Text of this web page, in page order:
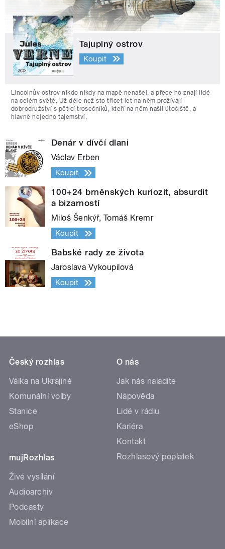
Tajuplný ostrov
Koupit
Lincolnův ostrov nikdo nikdy na mapě nenašel, a přece ho znají lidé
na celém světě. Už déle než sto třicet let na něm prožívají
dobrodružství s pěticí trosečníků, kteří na něm našli útočiště, a
hlavně nejedno tajemství.
Denár v dívčí dlani
Václav Erben
Koupit
100+24 brněnských kuriozit, absurdit
a bizarností
Miloš Šenkýř, Tomáš Kremr
Koupit
Babské rady ze života
Jaroslava Vykoupilová
Koupit
Český rozhlas
Válka na Ukrajině
Komunální volby
Stanice
eShop
mujRozhlas
Živé vysílání
Audioarchiv
Podcasty
Mobilní aplikace
O nás
Jak nás naladíte
Nápověda
Lidé v rádiu
Kariéra
Kontakt
Rozhlasový poplatek